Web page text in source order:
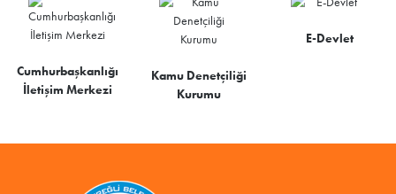
Cumhurbaşkanlığı
İletişim Merkezi
Kamu Denetçiliği
Kurumu
E-Devlet